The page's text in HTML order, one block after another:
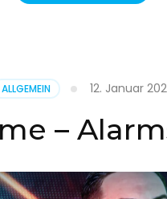
ALLGEMEIN 12. Januar
–